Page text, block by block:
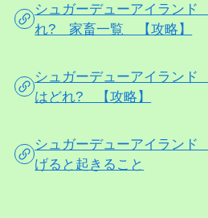
シュガーデューアイラン
れ? 家畜一覧 【攻略】
シュガーデューアイラン
はどれ? 【攻略】
シュガーデューアイラン
げると起きること